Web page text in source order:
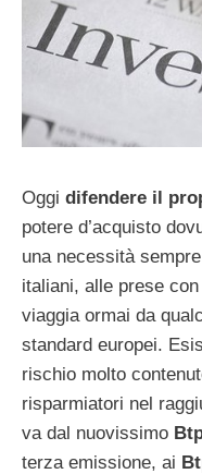
Oggi difendere il
potere d’acquisto
una necessità
italiani, alle prese
viaggia ormai da
standard europei.
rischio molto
risparmiatori nel
va dal nuovissimo
terza emissione, ai